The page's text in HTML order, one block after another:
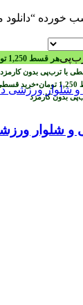
خورده
هر قسط 1,250
با ترب‌پی بدون
1,250 تومان•خرید
بدون کارمزد
و شلوار